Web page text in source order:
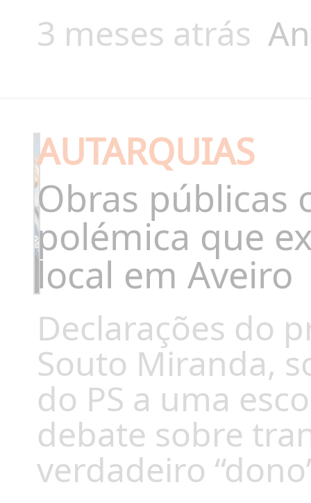
3 meses atrás
AUTARQUIAS
Obras públicas
polémica que
local em Aveiro
Declarações do
Souto Miranda,
do PS a uma
debate sobre
verdadeiro